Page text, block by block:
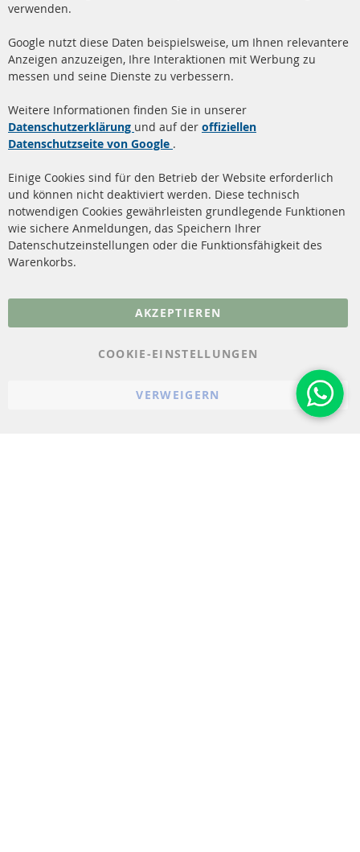
info@contra-automotive.de
facebook
instagram
Quick Links
Dieselpartikelfilter (DPF)
Dieselpartikelfilter
Katalysator (KAT)
Sensoren
FAQ
Kundenservice
Über uns
Versandkosten
Kontakt
Vertrag widerrufen
verwenden.
Google nutzt diese Daten beispielsweise, um Ihnen relevantere
Anzeigen anzuzeigen, Ihre Interaktionen mit Werbung zu
messen und seine Dienste zu verbessern.
Weitere Informationen finden Sie in unserer
Datenschutzerklärung und auf der offiziellen
Datenschutzseite von Google .
Einige Cookies sind für den Betrieb der Website erforderlich
und können nicht deaktiviert werden. Diese technisch
notwendigen Cookies gewährleisten grundlegende Funktionen
wie sichere Anmeldungen, das Speichern Ihrer
Datenschutzeinstellungen oder die Funktionsfähigkeit des
Warenkorbs.
AKZEPTIEREN
COOKIE-EINSTELLUNGEN
VERWEIGERN